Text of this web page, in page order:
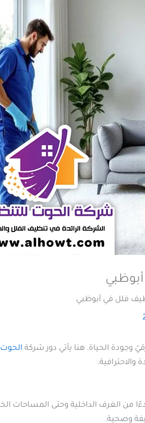
فلل في أبوظبي
وجودة الحياة. هنا يأتي دور شركة الحوت
من الغرف الداخلية وحتى المساحات
وصحية.